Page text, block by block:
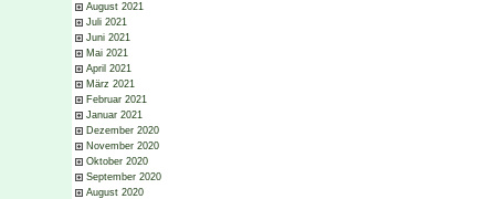
August 2021
Juli 2021
Juni 2021
Mai 2021
April 2021
März 2021
Februar 2021
Januar 2021
Dezember 2020
November 2020
Oktober 2020
September 2020
August 2020